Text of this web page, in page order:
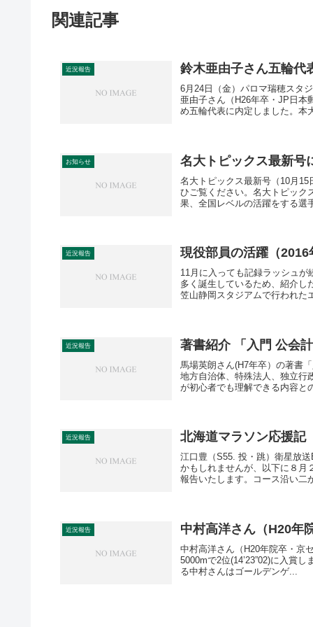
関連記事
近況報告 鈴木亜由子さん五輪代
6月24日（金）パロマ瑞穂スタ
亜由子さん（H26年卒・JP日本
め五輪代表に内定しました。本
お知らせ 名大トピックス最新号
名大トピックス最新号（10月
ひご覧ください。名大トピック
果、全国レベルの活躍をする選
近況報告 現役部員の活躍（
11月に入っても記録ラッシュ
多く誕生しているため、紹介し
笠山静岡スタジアムで行われた
近況報告 著書紹介 「入
馬場英朗さん(H7年卒）の著書
地方自治体、特殊法人、独立行
が初心者でも理解できる内容と
近況報告 北海道マラソン応援記
江口豊（S55. 投・跳）衛星放
かもしれませんが、以下に８月
報告いたします。コース沿い二
近況報告 中村高洋さん（H20年
中村高洋さん（H20年院卒・京
5000mで2位(14’23”02)に入賞
る中村さんはゴールデンゲ...